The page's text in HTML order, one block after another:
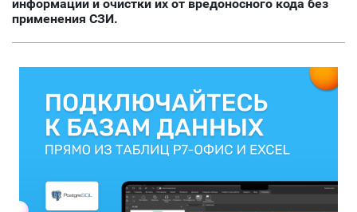
информации и очистки их от вредоносного кода без
применения СЗИ.